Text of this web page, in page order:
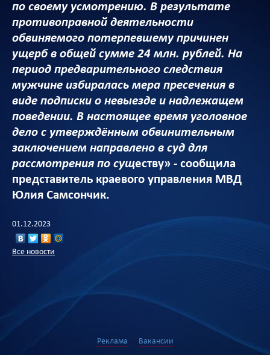
по своему усмотрению. В результате
противоправной деятельности
обвиняемого потерпевшему причинен
ущерб в общей сумме 24 млн. рублей. На
период предварительного следствия
мужчине избиралась мера пресечения в
виде подписки о невыезде и надлежащем
поведении. В настоящее время уголовное
дело с утверждённым обвинительным
заключением направлено в суд для
рассмотрения по существу» - сообщила
представитель краевого управления МВД
Юлия Самсончик.
01.12.2023
Все новости
Реклама Вакансии